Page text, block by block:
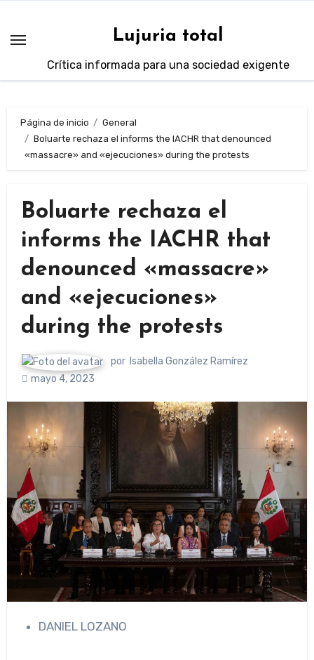
contenido
Lujuria total
Crítica informada para una sociedad exigente
Página de inicio
General
Boluarte rechaza el informs the IACHR that denounced
«massacre» and «ejecuciones» during the protests
Boluarte rechaza el
informs the IACHR that
denounced «massacre»
and «ejecuciones»
during the protests
por Isabella González Ramírez
mayo 4, 2023
DANIEL LOZANO